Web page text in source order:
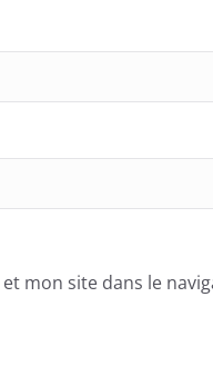
mon site dans le